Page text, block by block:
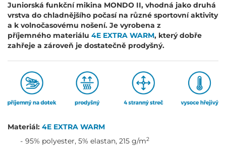
Juniorská funkční mikina MONDO II, vhodná jako druhá
vrstva do chladnějšího počasí na různé sportovní aktivity
a k volnočasovému nošení. Je vyrobena z
příjemného materiálu 4E EXTRA WARM, který dobře
zahřeje a zároveň je dostatečně prodyšný.
Materiál: 4E EXTRA WARM
95% polyester, 5% elastan, 215 g/m2